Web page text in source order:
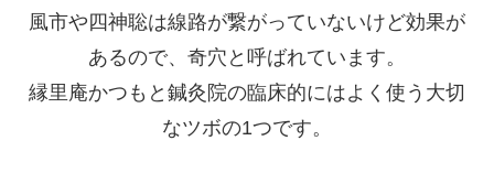
風市や四神聡は線路が繋がっていないけど効果が
あるので、奇穴と呼ばれています。
縁里庵かつもと鍼灸院の臨床的にはよく使う大切
なツボの1つです。